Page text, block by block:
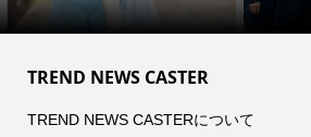
TREND NEWS CASTER
TREND NEWS CASTERについて